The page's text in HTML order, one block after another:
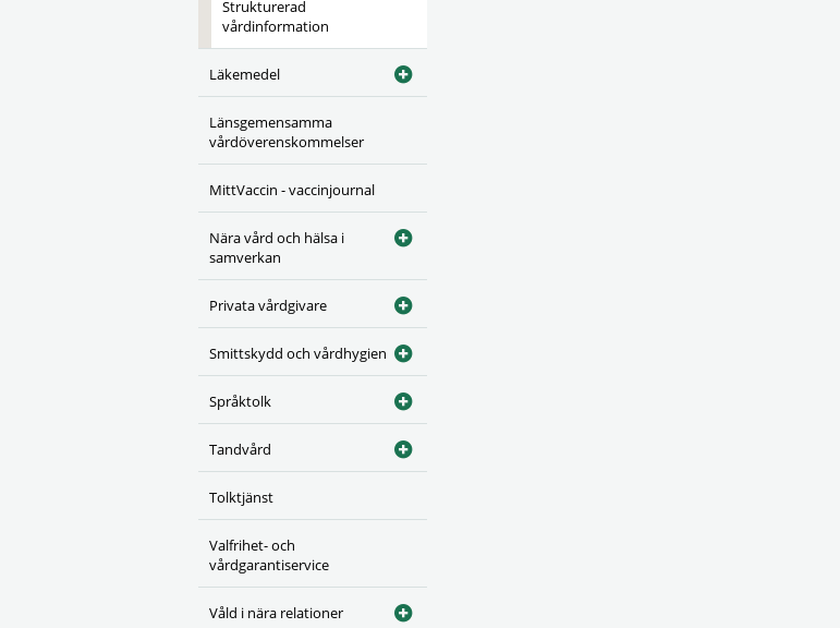
Strukturerad
vårdinformation
Läkemedel
Länsgemensamma
vårdöverenskommelser
MittVaccin - vaccinjournal
Nära vård och hälsa i
samverkan
Privata vårdgivare
Smittskydd och vårdhygien
Språktolk
Tandvård
Tolktjänst
Valfrihet- och
vårdgarantiservice
Våld i nära relationer